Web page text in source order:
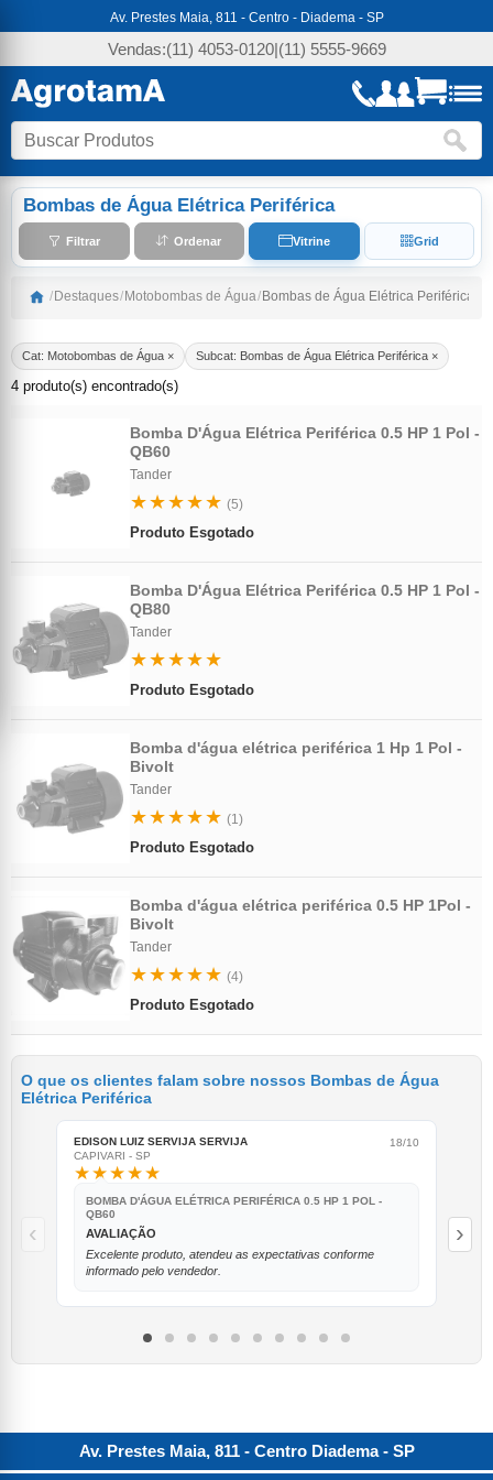
Av. Prestes Maia, 811 - Centro - Diadema - SP
Vendas:(11) 4053-0120|(11) 5555-9669
Bombas de Água Elétrica Periférica
Filtrar Ordenar Vitrine Grid
/ Destaques/ Motobombas de Água/ Bombas de Água Elétrica Periférica
Cat: Motobombas de Água × Subcat: Bombas de Água Elétrica Periférica ×
4 produto(s) encontrado(s)
Bomba D'Água Elétrica Periférica 0.5 HP 1 Pol -
QB60
Tander
★★★★★ (5)
Produto Esgotado
Bomba D'Água Elétrica Periférica 0.5 HP 1 Pol -
QB80
Tander
★★★★★
Produto Esgotado
Bomba d'água elétrica periférica 1 Hp 1 Pol -
Bivolt
Tander
★★★★★ (1)
Produto Esgotado
Bomba d'água elétrica periférica 0.5 HP 1Pol -
Bivolt
Tander
★★★★★ (4)
Produto Esgotado
O que os clientes falam sobre nossos Bombas de Água
Elétrica Periférica
‹
EDISON LUIZ SERVIJA SERVIJA
CAPIVARI - SP
18/10
★★★★★
BOMBA D'ÁGUA ELÉTRICA PERIFÉRICA 0.5 HP 1 POL -
QB60
AVALIAÇÃO
Excelente produto, atendeu as expectativas conforme
informado pelo vendedor.
›
Av. Prestes Maia, 811 - Centro Diadema- SP